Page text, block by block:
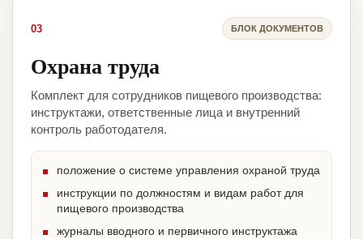
03 БЛОК ДОКУМЕНТОВ
Охрана труда
Комплект для сотрудников пищевого производства:
инструктажи, ответственные лица и внутренний
контроль работодателя.
положение о системе управления охраной труда
инструкции по должностям и видам работ для
пищевого производства
журналы вводного и первичного инструктажа